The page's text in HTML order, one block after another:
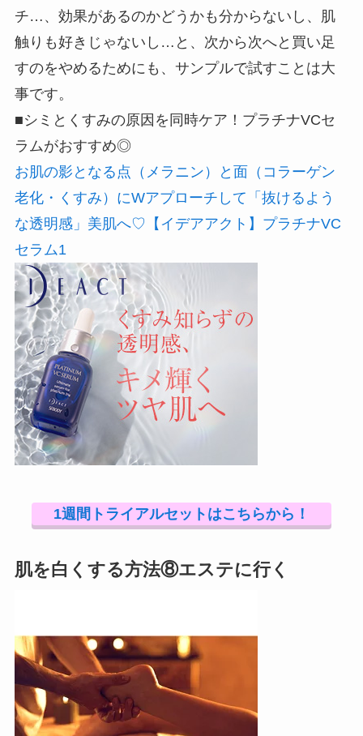
チ…、効果があるのかどうかも分からないし、肌
触りも好きじゃないし…と、次から次へと買い足
すのをやめるためにも、サンプルで試すことは大
事です。
■シミとくすみの原因を同時ケア！プラチナVCセ
ラムがおすすめ◎
お肌の影となる点（メラニン）と面（コラーゲン
老化・くすみ）にWアプローチして「抜けるよう
な透明感」美肌へ♡【イデアアクト】プラチナVC
セラム1
1週間トライアルセットはこちらから！
肌を白くする方法⑧エステに行く